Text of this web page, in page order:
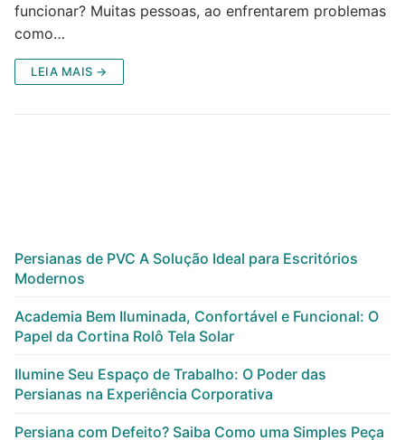
funcionar? Muitas pessoas, ao enfrentarem problemas
como…
LEIA MAIS →
Persianas de PVC A Solução Ideal para Escritórios
Modernos
Academia Bem Iluminada, Confortável e Funcional: O
Papel da Cortina Rolô Tela Solar
Ilumine Seu Espaço de Trabalho: O Poder das
Persianas na Experiência Corporativa
Persiana com Defeito? Saiba Como uma Simples Peça